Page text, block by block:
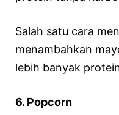
Salah satu cara
menambahkan
lebih banyak
6. Popcorn